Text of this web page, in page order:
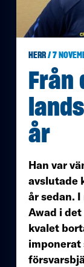
HERR/ 7
Från
år
Han var
avslutade
år sedan.
Awad i
kvalet